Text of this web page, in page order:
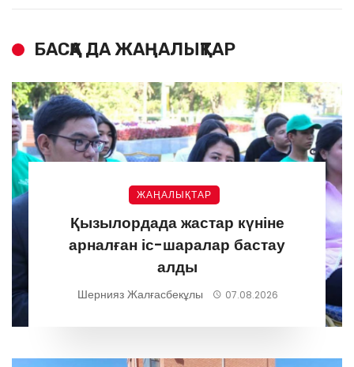
БАСҚА ДА ЖАҢАЛЫҚТАР
ЖАҢАЛЫҚТАР
Қызылордада жастар күніне
арналған іс-шаралар бастау
алды
Шернияз Жалғасбекұлы 07.08.2026